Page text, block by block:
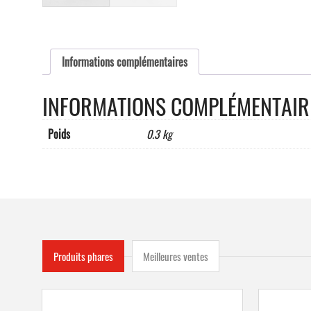
Informations complémentaires
INFORMATIONS
Poids 0.3 kg
Produits phares Meilleures ventes